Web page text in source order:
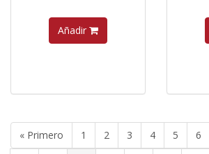
Añadir
« Primero 1 2 3 4 5 6